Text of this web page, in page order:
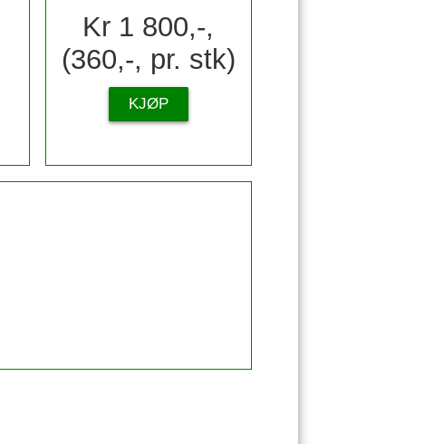
Kr 1 800,-,
(360,-, pr. stk)
KJØP